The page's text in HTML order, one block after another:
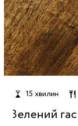
15 хвилин
Зелений